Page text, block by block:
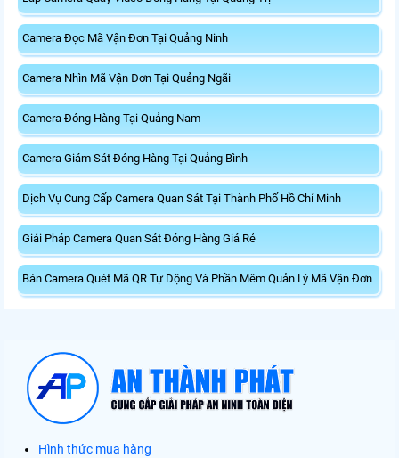
Camera Đọc Mã Vận Đơn Tại Quảng Ninh
Camera Nhìn Mã Vận Đơn Tại Quảng Ngãi
Camera Đóng Hàng Tại Quảng Nam
Camera Giám Sát Đóng Hàng Tại Quảng Bình
Dịch Vụ Cung Cấp Camera Quan Sát Tại Thành Phố Hồ Chí Minh
Giải Pháp Camera Quan Sát Đóng Hàng Giá Rẻ
Bán Camera Quét Mã QR Tự Dộng Và Phần Mêm Quản Lý Mã Vận Đơn
Hình thức mua hàng